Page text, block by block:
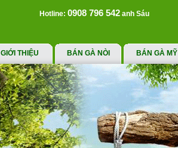
Hotline: 0908 796 542 anh Sáu
GIỚI THIỆU BÁN GÀ NÒI BÁN GÀ MỸ